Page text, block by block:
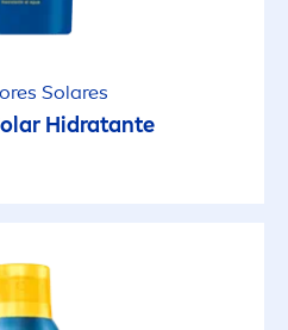
ores Solares
Hidratante